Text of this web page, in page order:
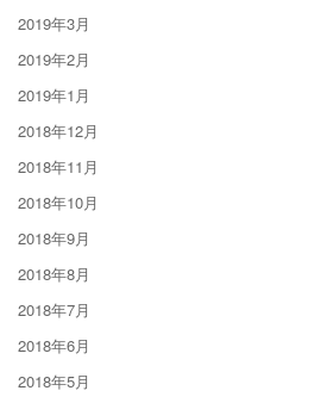
2019年3月
2019年2月
2019年1月
2018年12月
2018年11月
2018年10月
2018年9月
2018年8月
2018年7月
2018年6月
2018年5月